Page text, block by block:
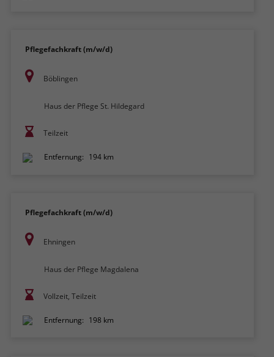
Pflegefachkraft (m/w/d)
Böblingen
Haus der Pflege St. Hildegard
Teilzeit
Entfernung: 194 km
Pflegefachkraft (m/w/d)
Ehningen
Haus der Pflege Magdalena
Vollzeit, Teilzeit
Entfernung: 198 km